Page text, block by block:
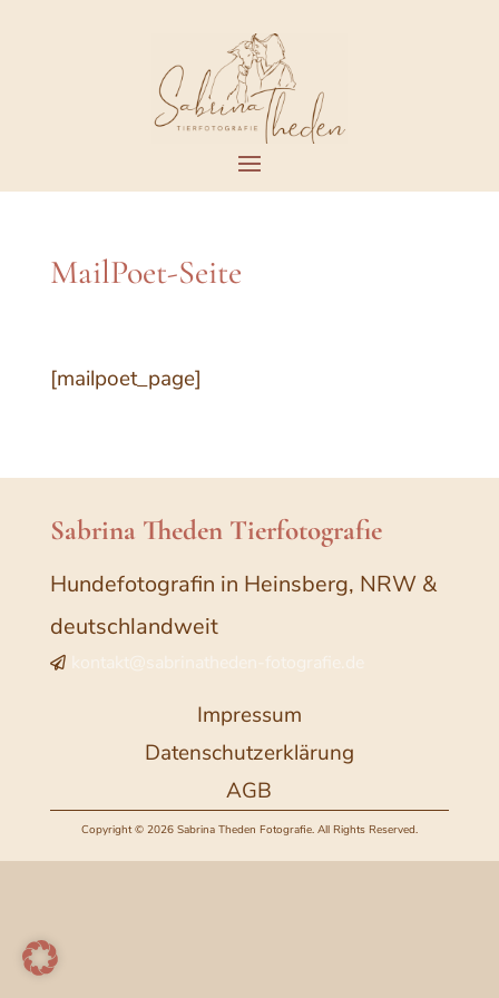
MailPoet-Seite
[mailpoet_page]
Sabrina Theden Tierfotografie
Hundefotografin in Heinsberg, NRW &
deutschlandweit
 kontakt@sabrinatheden-fotografie.de
Impressum
Datenschutzerklärung
AGB
Copyright © 2026 Sabrina Theden Fotografie. All Rights Reserved.